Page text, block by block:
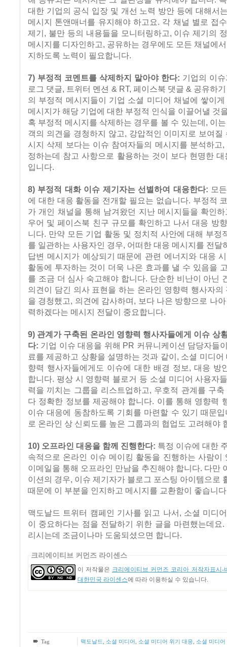
대한 기업의 공식 입장 및 개선 노력 방안 등에 대해서
메시지 톤앤매너를 유지해야 하고요. 각 채널 별로 접
제기, 불만 등의 내용들을 모니터링하고, 이슈 제기의
메시지를 디자인하고, 공유하는 경우에도 모든 채널에
지하도록 노력이 필요합니다.
7) 부정적 코멘트를 삭제하지 말아야 한다: 기업의 이
로그 댓글, 트위터 멘션 & RT, 페이스북 댓글 & 공유하
의 부정적 메시지들이 기업 소셜 미디어 채널에 쌓이
메시지가 해당 기업에 대한 부정적 인식을 이끌어낼 것
혹 부정적 메시지를 삭제하는 경우를 볼 수 있는데, 이
객의 의견을 경청하지 않고, 강압적인 이미지로 보여질
시지 삭제 보다는 이슈 참여자들의 메시지를 분석하고
정하는데 참고 사항으로 활용하는 것이 보다 현명한
입니다.
8) 부정적 대화 이슈 제기자는 선별하여 대응한다: 모
에 대한 대응 활동을 전개할 필요는 없습니다. 부정적
가 개인 채널을 통해 남겨왔던 지난 메시지들을 확인
우어 및 페이스북 친구 규모를 확인하고 나서 대응 방
니다. 만약 모든 기업 활동 및 정치적 사안에 대해 부정
를 일관하는 사용자인 경우, 어떠한 대응 메시지를 전달
답변 메시지가 예상되기 때문에 관련 에너지와 대응
활동에 투자하는 것이 더욱 나은 효과를 낼 수 있음을
를 조금 더 심사 숙고해야 합니다. 단순한 비난이 아닌
의견이 담긴 의사 표현을 하는 온라인 영향력 행사자의
을 경청했고, 의견에 감사하며, 보다 나은 방향으로 나
력하겠다는 메시지 전달이 중요합니다.
9) 관계가 구축된 온라인 영향력 행사자들에게 이슈 상
다: 기업 이슈 대응을 위해 PR 커뮤니케이션 담당자들
료를 제공하고 상황을 설명하는 것과 같이, 소셜 미디어
향력 행사자들에게도 이슈에 대한 배경 정보, 대응 방
합니다. 평상 시 영향력 블로거 등 소셜 미디어 사용자
력을 끼치는 그룹을 리스트업하고, 우호적 관계를 구
다 정확한 정보를 제공해야 합니다. 이를 통해 영향력
이슈 대응에 동참하도록 기회를 마련할 수 있기 때문
로 온라인 상 신뢰도를 높은 그룹과의 협업도 고려해야
10) 오프라인 대응을 함께 진행한다: 특정 이슈에 대한
속적으로 온라인 이슈 메이킹 활동을 진행하는 사람이
이메일을 통해 오프라인 만남을 추진해야 합니다. 다만
이션의 경우, 이슈 제기자가 블로그 포스팅 아이템으로
때문에 이 부분을 인지하고 메시지를 교환함이 좋습니
맥도날드 트위터 캠페인 기사를 읽고 나서, 소셜 미디
이 중요하다는 점을 전달하기 위한 글을 마련했는데요
리시는데 조금이나마 도움되셨으면 합니다.
크리에이티브 커먼즈 라이센스
이 저작물은 크리에이티브 커먼즈 코리아 저작자표시-
대한민국 라이센스에 따라 이용하실 수 있습니다.
Tag 맥도날드 소셜 미디어 소셜 미디어 위기 대응
소셜 미디